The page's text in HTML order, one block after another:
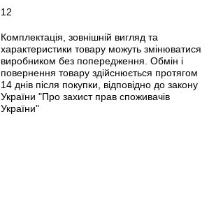
12
Комплектація, зовнішній вигляд та
характеристики товару можуть змінюватися
виробником без попередження. Обмін і
повернення товару здійснюється протягом
14 днів після покупки, відповідно до закону
України "Про захист прав споживачів
України"